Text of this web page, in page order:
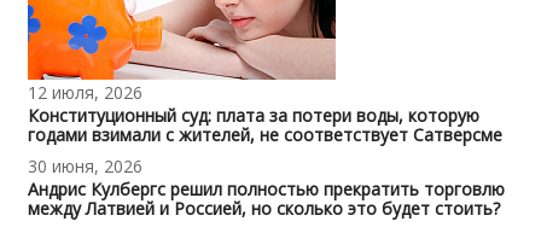
12 июля, 2026
Конституционный суд: плата за потери воды, которую
годами взимали с жителей, не соответствует Сатверсме
30 июня, 2026
Андрис Кулбергс решил полностью прекратить торговлю
между Латвией и Россией, но сколько это будет стоить?